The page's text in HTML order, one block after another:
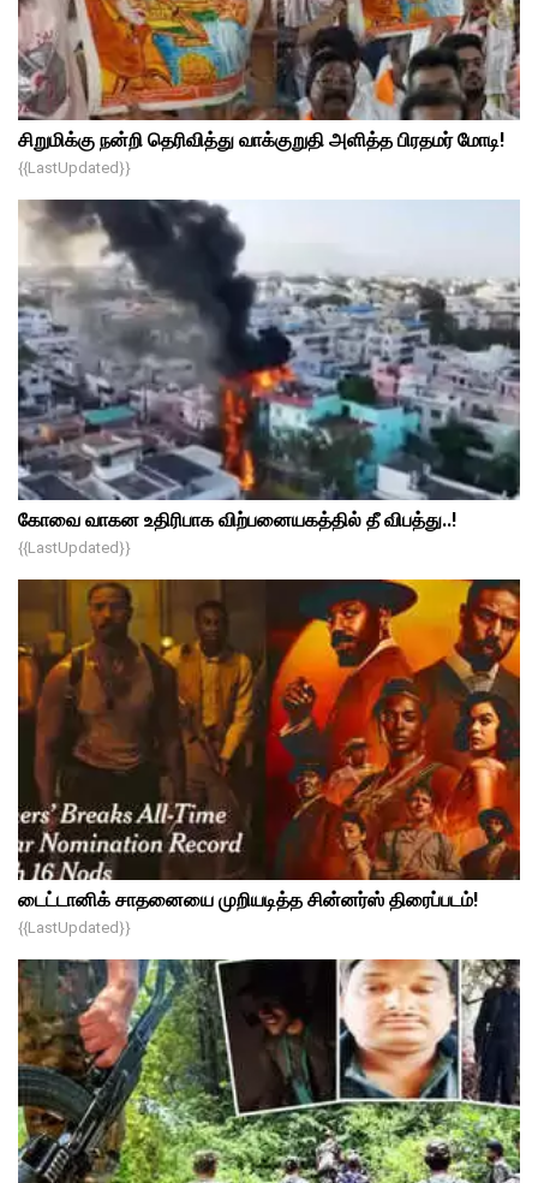
சிறுமிக்கு நன்றி தெரிவித்து வாக்குறுதி அளித்த பிரதமர் மோடி!
{{lastUpdated}}
கோவை வாகன உதிரிபாக விற்பனையகத்தில் தீ விபத்து..!
{{lastUpdated}}
டைட்டானிக் சாதனையை முறியடித்த சின்னர்ஸ் திரைப்படம்!
{{lastUpdated}}